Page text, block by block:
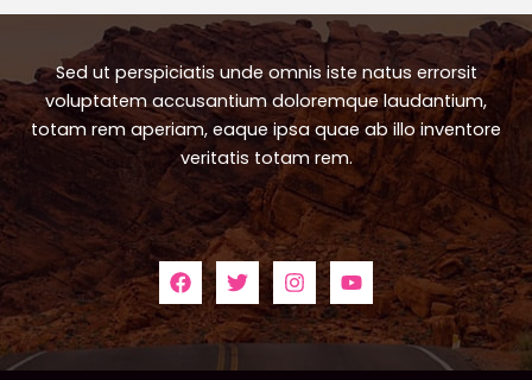
articles
Sed ut perspiciatis unde omnis iste natus errorsit
voluptatem accusantium doloremque laudantium,
totam rem aperiam, eaque ipsa quae ab illo inventore
veritatis totam rem.